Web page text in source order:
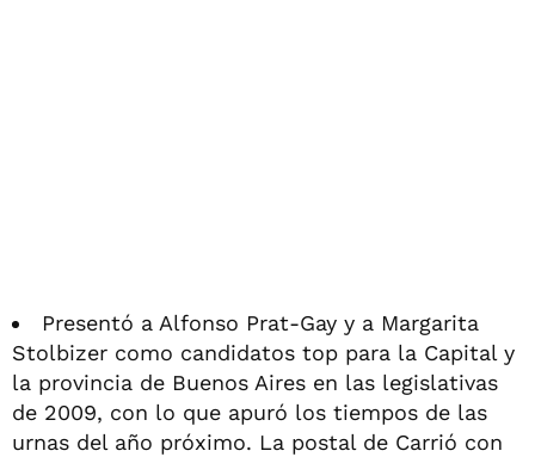
Presentó a Alfonso Prat-Gay y a Margarita
Stolbizer como candidatos top para la Capital y
la provincia de Buenos Aires en las legislativas
de 2009, con lo que apuró los tiempos de las
urnas del año próximo. La postal de Carrió con